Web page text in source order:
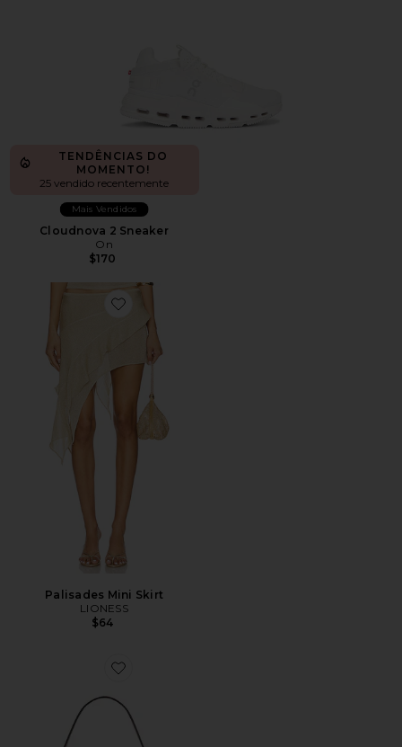
TENDÊNCIAS DO
MOMENTO!
25 vendido recentemente
Mais Vendidos
Cloudnova 2 Sneaker
On
$170
Favorite Palisades Mini Skirt
Palisades Mini Skirt
LIONESS
$64
Favorite BOLSA DE OMBRO 26IN CRYSTAL